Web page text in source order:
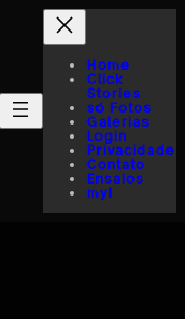
Home
Click
Stories
só Fotos
Galerias
Login
Privacidade
Contato
Ensaios
myI